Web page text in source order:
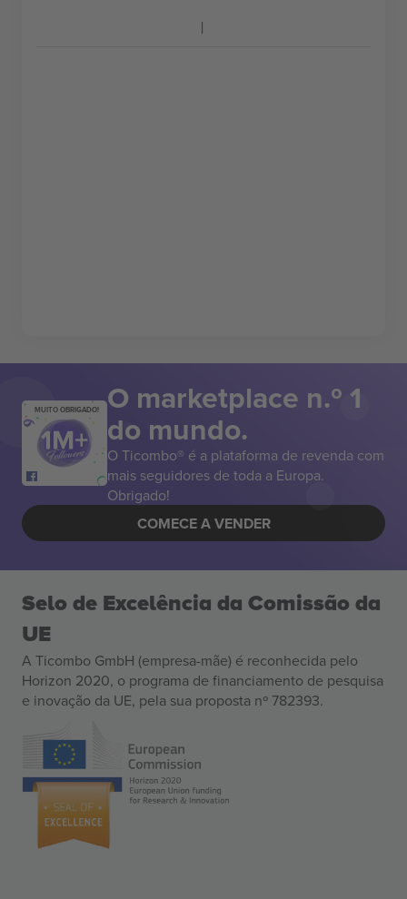
MUITO OBRIGADO! O marketplace n.º 1
do mundo.
O Ticombo® é a plataforma de revenda com
mais seguidores de toda a Europa.
Obrigado!
COMECE A VENDER
Selo de Excelência da Comissão da
UE
A Ticombo GmbH (empresa-mãe) é reconhecida pelo
Horizon 2020, o programa de financiamento de pesquisa
e inovação da UE, pela sua proposta nº 782393.